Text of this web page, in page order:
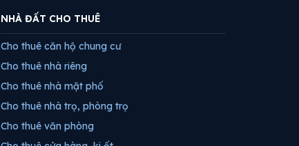
NHÀ ĐẤT CHO THUÊ
Cho thuê căn hộ chung cư
Cho thuê nhà riêng
Cho thuê nhà mặt phố
Cho thuê nhà trọ, phòng trọ
Cho thuê văn phòng